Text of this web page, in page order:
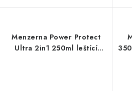
Menzerna Power Protect
Ultra 2in1 250ml leštící